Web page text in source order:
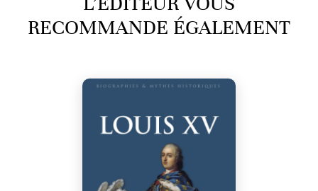
RECOMMANDE ÉGALEMENT